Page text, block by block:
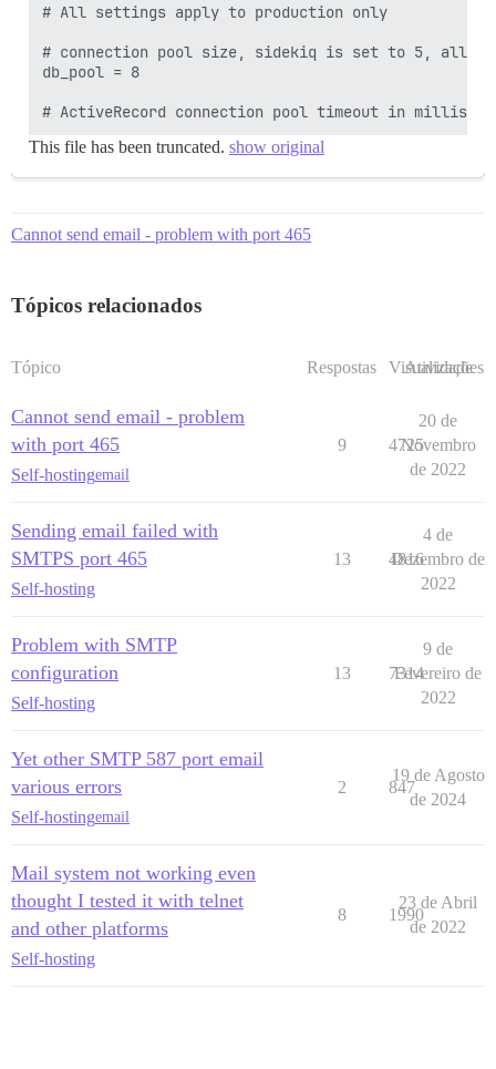
# All settings apply to production only
# connection pool size, sidekiq is set to 5,
db_pool = 8
This file has been truncated. show original
Cannot send email - problem with port 465
Tópicos relacionados
Tópico Respostas Visualizações
Atividade
Cannot send email - problem
with port 465
Self-hostingemail
9 4725
20 de
Novembro
de 2022
Sending email failed with
SMTPS port 465
Self-hosting
13 4816
4 de
Dezembro de
2022
Problem with SMTP
configuration
Self-hosting
13 7314
9 de
Fevereiro de
2022
Yet other SMTP 587 port email
various errors
Self-hostingemail
2 847
19 de Agosto
de 2024
Mail system not working even
thought I tested it with telnet
and other platforms
Self-hosting
8 1990
23 de Abril
de 2022